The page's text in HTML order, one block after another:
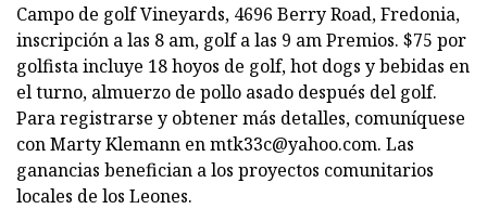
Campo de golf Vineyards, 4696 Berry Road, Fredonia,
inscripción a las 8 am, golf a las 9 am Premios. $75 por
golfista incluye 18 hoyos de golf, hot dogs y bebidas en
el turno, almuerzo de pollo asado después del golf.
Para registrarse y obtener más detalles, comuníquese
con Marty Klemann enmtk33c@yahoo.com. Las
ganancias benefician a los proyectos comunitarios
locales de los Leones.